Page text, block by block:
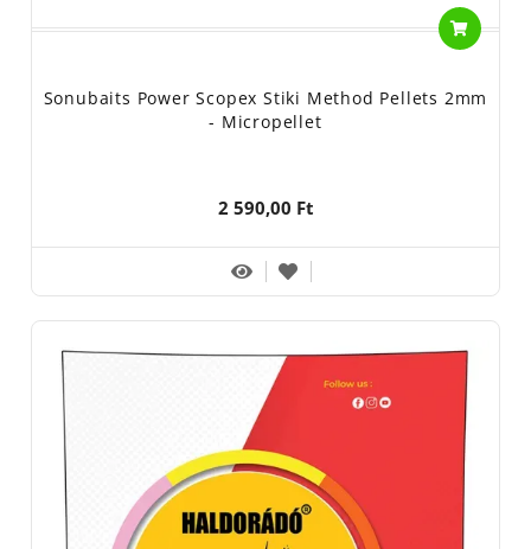
Sonubaits Power Scopex Stiki Method Pellets 2mm
- Micropellet
2 590,00 Ft